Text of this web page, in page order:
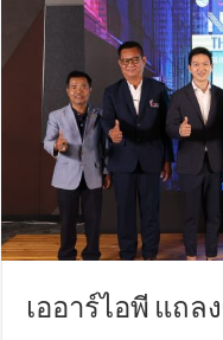
เออาร์ไอพี แถลง